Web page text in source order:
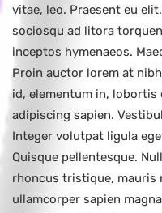
vitae, leo. Praesent eu
sociosqu ad litora
inceptos hymenaeos.
Proin auctor lorem at
id, elementum in, lobortis
adipiscing sapien.
Integer volutpat ligula
Quisque pellentesque.
rhoncus tristique, mauris
ullamcorper sapien